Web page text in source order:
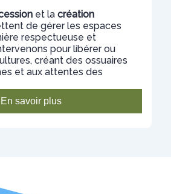
et la création
de gérer les espaces
respectueuse et
pour libérer ou
créant des ossuaires
et aux attentes des
En savoir plus